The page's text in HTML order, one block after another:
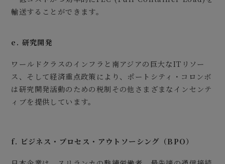
輸送することができます。
e. 研究開発
ワールドクラスのインフラと南アジアの巨大なITリソー
ス、そして経済重点政策により、ポートシティ・コロンボ
は研究開発活動のための税制その他さまざまなインセンテ
ィブを提供しています。
f. ビジネス・プロセス・アウトソーシング（BPO）